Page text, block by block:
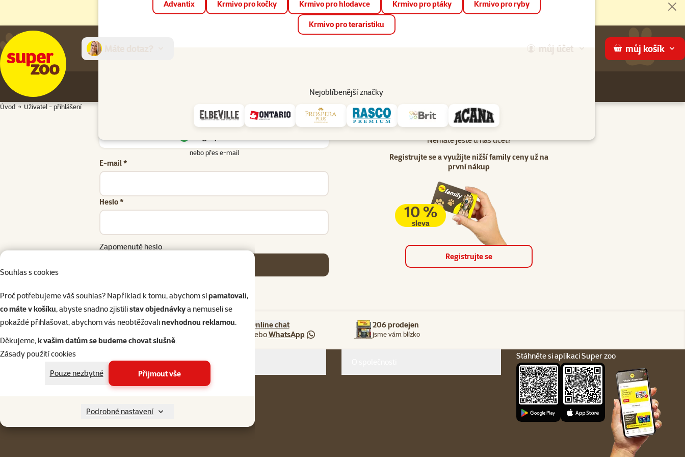
📱 Stáhněte si novou aplikaci Super zoo.Více informací
Souhlas s cookies
Proč potřebujeme váš souhlas? Například k tomu, abychom sipamatovali,
co máte v košíku, abyste snadno zjistilistav objednávkya nemuseli se
pokaždé přihlašovat, abychom vás neobtěžovalinevhodnou reklamou.
Děkujeme,k vašim datům se budeme chovat slušně.
Zásady použití cookies
Pouze nezbytné
Přijmout vše
Podrobné nastavení
můj účet můj košík
Advantix Krmivo pro kočky Krmivo pro hlodavce Krmivo pro ptáky Krmivo pro ryby
Krmivo pro teraristiku
Nejoblíbenější značky
Prodejny Služby
Úvod Uživatel - přihlášení
Uživatel - přihlášení
nebo přes e-mail
E-mail *
Heslo *
Zapomenuté heslo
Nemáte ještě u nás účet?
Registrujte se a využijte nižší family ceny už na
první nákup
10 %
sleva
Registrujte se
Napište nám 321 000 180
Online chat
neboWhatsApp
206 prodejen
jsme vám blízko
Menu v patičce
Pro zákazníky
Stáhněte si aplikaci Super zoo